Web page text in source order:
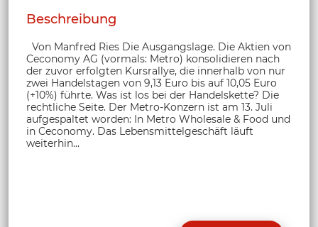
Beschreibung
Von Manfred Ries Die Ausgangslage. Die Aktien von
Ceconomy AG (vormals: Metro) konsolidieren nach
der zuvor erfolgten Kursrallye, die innerhalb von nur
zwei Handelstagen von 9,13 Euro bis auf 10,05 Euro
(+10%) führte. Was ist los bei der Handelskette? Die
rechtliche Seite. Der Metro-Konzern ist am 13. Juli
aufgespaltet worden: In Metro Wholesale & Food und
in Ceconomy. Das Lebensmittelgeschäft läuft
weiterhin...